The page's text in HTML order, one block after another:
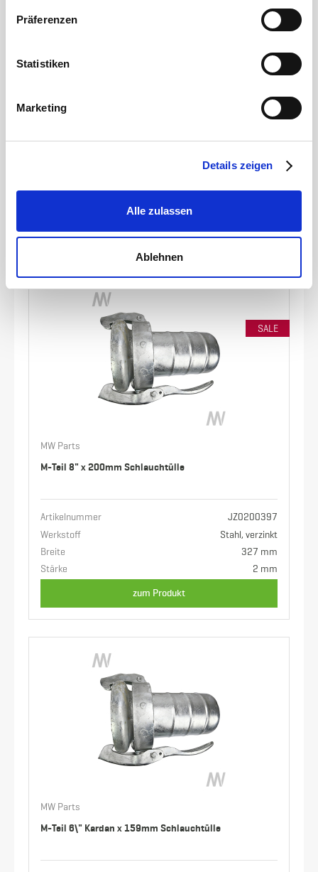
Präferenzen
Statistiken
Marketing
Details zeigen
Alle zulassen
Ablehnen
M-Teil 2\" Kardan x 50mm Schlauchtülle
Stahl
Durchmesser Schlauchanschluss
50 mm
zum Produkt
SALE
MW Parts
M-Teil 8" x 200mm Schlauchtülle
Artikelnummer
JZ0200397
Werkstoff
Stahl, verzinkt
Breite
327 mm
Stärke
2 mm
zum Produkt
MW Parts
M-Teil 6\" Kardan x 159mm Schlauchtülle